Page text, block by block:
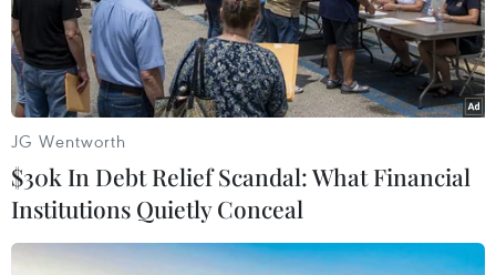
JG Wentworth
$30k In Debt Relief Scandal: What Financial
Institutions Quietly Conceal